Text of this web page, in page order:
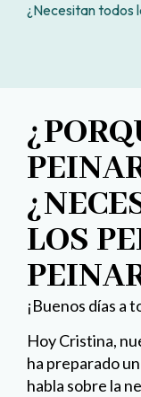
¿Necesitan todos
LOS
¡Buenos días a
Hoy Cristina,
ha preparado
habla sobre la